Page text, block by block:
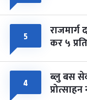
५ राजमार्ग
कर ५
४ ब्लु बस